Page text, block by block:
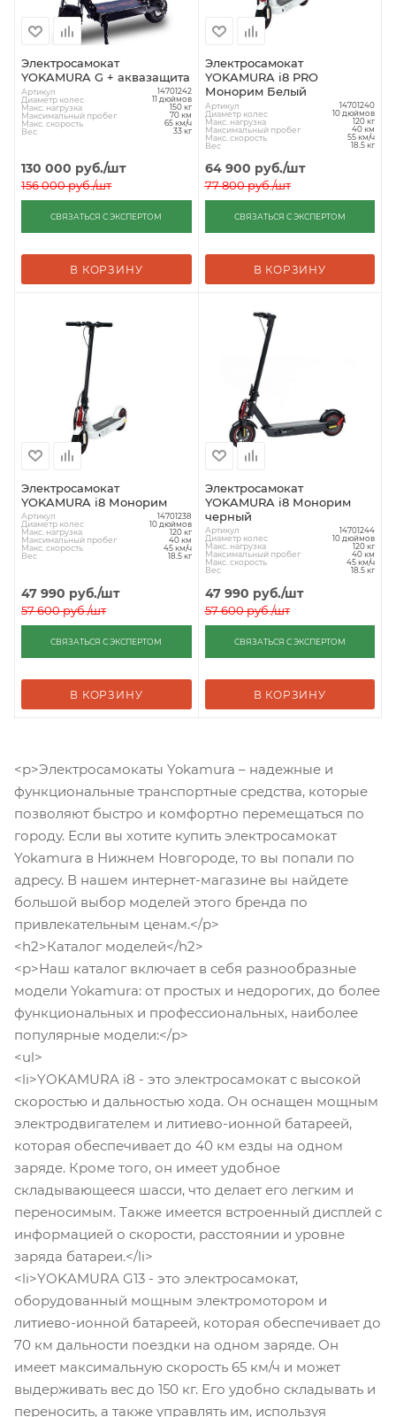
Электросамокат
YOKAMURA G + аквазащита
Артикул 14701242
Диаметр колес 11 дюймов
Макс. нагрузка 150 кг
Максимальный пробег 70 км
Макс. скорость 65 км/ч
Вес 33 кг
130 000 руб./шт
156 000руб./шт
СВЯЗАТЬСЯ С ЭКСПЕРТОМ
В КОРЗИНУ
Электросамокат
YOKAMURA i8 PRO
Монорим Белый
Артикул 14701240
Диаметр колес 10 дюймов
Макс. нагрузка 120 кг
Максимальный пробег 40 км
Макс. скорость 55 км/ч
Вес 18.5 кг
64 900 руб./шт
77 800руб./шт
СВЯЗАТЬСЯ С ЭКСПЕРТОМ
В КОРЗИНУ
Электросамокат
YOKAMURA i8 Монорим
Артикул 14701238
Диаметр колес 10 дюймов
Макс. нагрузка 120 кг
Максимальный пробег 40 км
Макс. скорость 45 км/ч
Вес 18.5 кг
47 990 руб./шт
57 600руб./шт
СВЯЗАТЬСЯ С ЭКСПЕРТОМ
В КОРЗИНУ
Электросамокат
YOKAMURA i8 Монорим
черный
Артикул 14701244
Диаметр колес 10 дюймов
Макс. нагрузка 120 кг
Максимальный пробег 40 км
Макс. скорость 45 км/ч
Вес 18.5 кг
47 990 руб./шт
57 600руб./шт
СВЯЗАТЬСЯ С ЭКСПЕРТОМ
В КОРЗИНУ
<p>Электросамокаты Yokamura – надежные и
функциональные транспортные средства, которые
позволяют быстро и комфортно перемещаться по
городу. Если вы хотите купить электросамокат
Yokamura в Нижнем Новгороде, то вы попали по
адресу. В нашем интернет-магазине вы найдете
большой выбор моделей этого бренда по
привлекательным ценам.</p>
<h2>Каталог моделей</h2>
<p>Наш каталог включает в себя разнообразные
модели Yokamura: от простых и недорогих, до более
функциональных и профессиональных, наиболее
популярные модели:</p>
<ul>
<li>YOKAMURA i8 - это электросамокат с высокой
скоростью и дальностью хода. Он оснащен мощным
электродвигателем и литиево-ионной батареей,
которая обеспечивает до 40 км езды на одном
заряде. Кроме того, он имеет удобное
складывающееся шасси, что делает его легким и
переносимым. Также имеется встроенный дисплей с
информацией о скорости, расстоянии и уровне
заряда батареи.</li>
<li>YOKAMURA G13 - это электросамокат,
оборудованный мощным электромотором и
литиево-ионной батареей, которая обеспечивает до
70 км дальности поездки на одном заряде. Он
имеет максимальную скорость 65 км/ч и может
выдерживать вес до 150 кг. Его удобно складывать и
переносить, а также управлять им, используя